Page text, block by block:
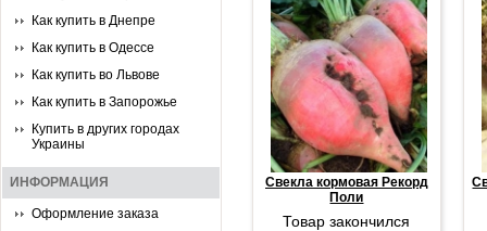
Как купить в Днепре
Как купить в Одессе
Как купить во Львове
Как купить в Запорожье
Купить в других городах
Украины
ИНФОРМАЦИЯ
Оформление заказа
Свекла кормовая Рекорд
Поли
Товар закончился